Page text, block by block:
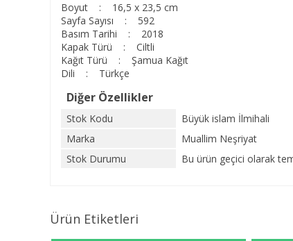
Boyut : 16,5 x 23,5 cm
Sayfa Sayısı : 592
Basım Tarihi : 2018
Kapak Türü : Ciltli
Kağıt Türü : Şamua Kağıt
Dili : Türkçe
Diğer Özellikler
Stok Kodu
Büyük islam İlmihali
Marka
Muallim Neşriyat
Stok Durumu
Bu ürün geçici olarak
Ürün Etiketleri